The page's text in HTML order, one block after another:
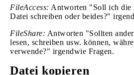
FileAccess: Antworten "Soll ich die
Datei schreiben oder beides?"
FileShare: Antworten "Sollten
lesen, schreiben usw. können,
verwende?" irgendwie Fragen.
Datei kopieren